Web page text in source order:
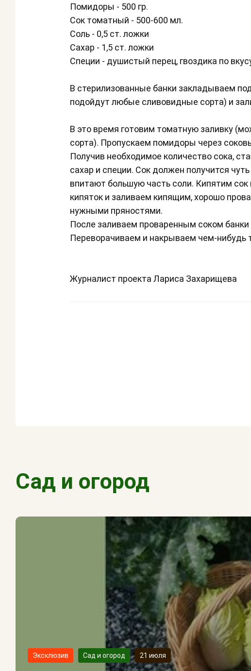
Помидоры - 500 гр.
Сок томатный - 500-600 мл.
Соль - 0,5 ст. ложки
Сахар - 1,5 ст. ложки
Специи - душистый перец, гвоздика по
В стерилизованные банки закладываем
подойдут любые сливовидные сорта) и
В это время готовим томатную заливку
сорта). Пропускаем помидоры через
Получив необходимое количество сока,
сахар и специи. Сок должен получится
впитают большую часть соли. Кипятим
кипяток и заливаем кипящим, хорошо
нужными пряностями.
После заливаем проваренным соком
Переворачиваем и накрываем чем-нибудь
Журналист проекта Лариса Захарищева
Сад и огород
Эксклюзив Сад и огород 21 июля